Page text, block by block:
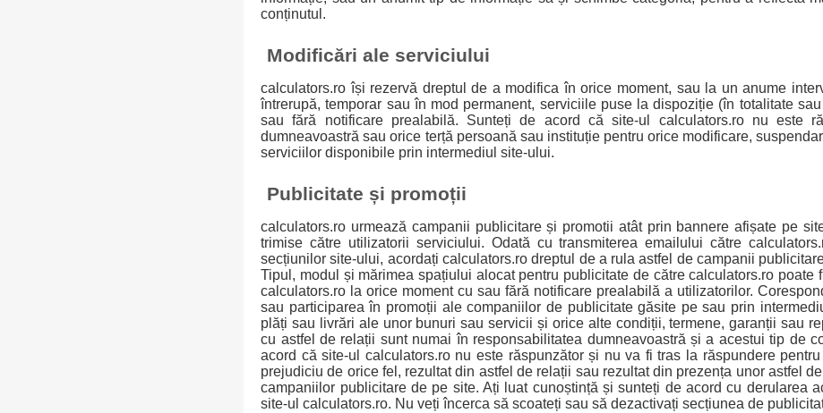
conținutul.
Modificări ale serviciului
calculators.ro își rezervă dreptul de a modifica în orice moment, sau la un anume
întrerupă, temporar sau în mod permanent, serviciile puse la dispoziție (în totalitate
sau fără notificare prealabilă. Sunteți de acord că site-ul calculators.ro nu este
dumneavoastră sau orice terță persoană sau instituție pentru orice modificare,
serviciilor disponibile prin intermediul site-ului.
Publicitate și promoții
calculators.ro urmează campanii publicitare și promotii atât prin bannere afișate pe
trimise către utilizatorii serviciului. Odată cu transmiterea emailului către
secțiunilor site-ului, acordați calculators.ro dreptul de a rula astfel de campanii
Tipul, modul și mărimea spațiului alocat pentru publicitate de către calculators.ro poate
calculators.ro la orice moment cu sau fără notificare prealabilă a utilizatorilor.
sau participarea în promoții ale companiilor de publicitate găsite pe sau prin
plăți sau livrări ale unor bunuri sau servicii și orice alte condiții, termene, garanții sau
cu astfel de relații sunt numai în responsabilitatea dumneavoastră și a acestui tip de
acord că site-ul calculators.ro nu este răspunzător și nu va fi tras la răspundere
prejudiciu de orice fel, rezultat din astfel de relații sau rezultat din prezența unor astfel
campaniilor publicitare de pe site. Ați luat cunoștință și sunteți de acord cu derularea
site-ul calculators.ro. Nu veți încerca să scoateți sau să dezactivați secțiunea de